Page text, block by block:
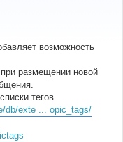
возможность
размещении новой
тегов.
db/exte ... opic_tags/